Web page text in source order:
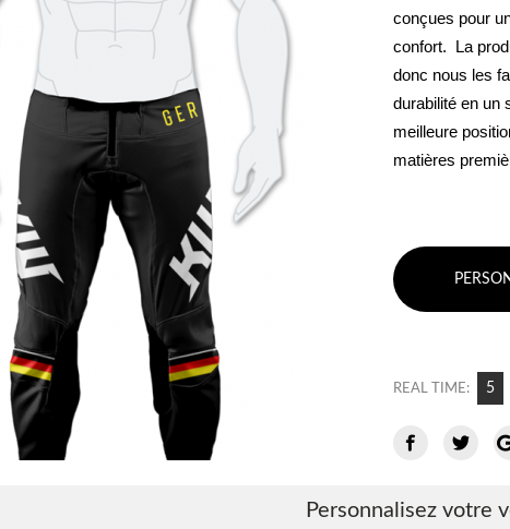
conçues pour
confort.
La
donc nous les
durabilité en un
meilleure
matières
REAL TIME: 7
Personnalisez votre